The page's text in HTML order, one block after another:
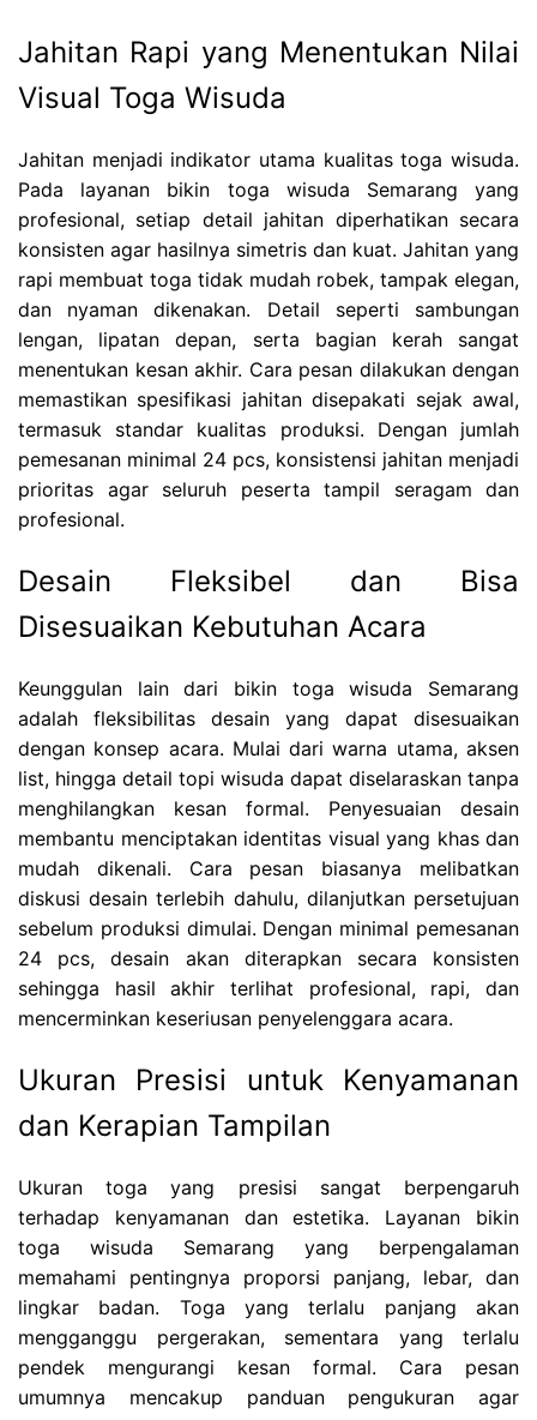
Jahitan Rapi yang Menentukan Nilai
Visual Toga Wisuda
Jahitan menjadi indikator utama kualitas toga wisuda.
Pada layanan bikin toga wisuda Semarang yang
profesional, setiap detail jahitan diperhatikan secara
konsisten agar hasilnya simetris dan kuat. Jahitan yang
rapi membuat toga tidak mudah robek, tampak elegan,
dan nyaman dikenakan. Detail seperti sambungan
lengan, lipatan depan, serta bagian kerah sangat
menentukan kesan akhir. Cara pesan dilakukan dengan
memastikan spesifikasi jahitan disepakati sejak awal,
termasuk standar kualitas produksi. Dengan jumlah
pemesanan minimal 24 pcs, konsistensi jahitan menjadi
prioritas agar seluruh peserta tampil seragam dan
profesional.
Desain Fleksibel dan Bisa
Disesuaikan Kebutuhan Acara
Keunggulan lain dari bikin toga wisuda Semarang
adalah fleksibilitas desain yang dapat disesuaikan
dengan konsep acara. Mulai dari warna utama, aksen
list, hingga detail topi wisuda dapat diselaraskan tanpa
menghilangkan kesan formal. Penyesuaian desain
membantu menciptakan identitas visual yang khas dan
mudah dikenali. Cara pesan biasanya melibatkan
diskusi desain terlebih dahulu, dilanjutkan persetujuan
sebelum produksi dimulai. Dengan minimal pemesanan
24 pcs, desain akan diterapkan secara konsisten
sehingga hasil akhir terlihat profesional, rapi, dan
mencerminkan keseriusan penyelenggara acara.
Ukuran Presisi untuk Kenyamanan
dan Kerapian Tampilan
Ukuran toga yang presisi sangat berpengaruh
terhadap kenyamanan dan estetika. Layanan bikin
toga wisuda Semarang yang berpengalaman
memahami pentingnya proporsi panjang, lebar, dan
lingkar badan. Toga yang terlalu panjang akan
mengganggu pergerakan, sementara yang terlalu
pendek mengurangi kesan formal. Cara pesan
umumnya mencakup panduan pengukuran agar